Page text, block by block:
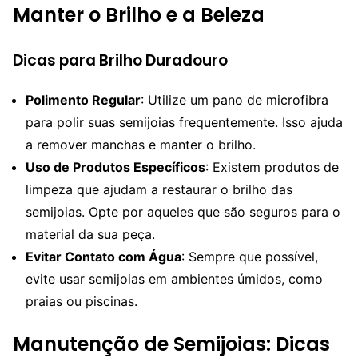
Manter o Brilho e a Beleza
Dicas para Brilho Duradouro
Polimento Regular: Utilize um pano de microfibra
para polir suas semijoias frequentemente. Isso ajuda
a remover manchas e manter o brilho.
Uso de Produtos Específicos: Existem produtos de
limpeza que ajudam a restaurar o brilho das
semijoias. Opte por aqueles que são seguros para o
material da sua peça.
Evitar Contato com Água: Sempre que possível,
evite usar semijoias em ambientes úmidos, como
praias ou piscinas.
Manutenção de Semijoias: Dicas